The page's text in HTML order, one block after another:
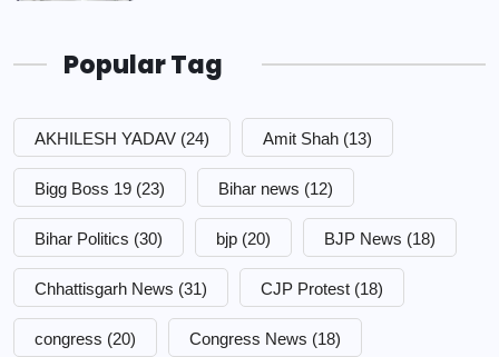
Popular Tag
AKHILESH YADAV (24) Amit Shah (13)
Bigg Boss 19 (23) Bihar news (12)
Bihar Politics (30) bjp (20) BJP News (18)
Chhattisgarh News (31) CJP Protest (18)
congress (20) Congress News (18)